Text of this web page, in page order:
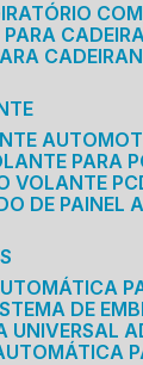
PARA
PARA
VOLANTE
DE PAINEL
DE
UNIVERSAL